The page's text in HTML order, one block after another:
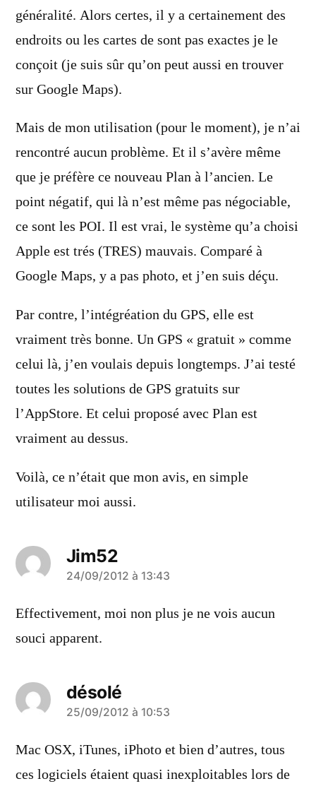
généralité. Alors certes, il y a certainement des
endroits ou les cartes de sont pas exactes je le
conçoit (je suis sûr qu’on peut aussi en trouver
sur Google Maps).
Mais de mon utilisation (pour le moment), je n’ai
rencontré aucun problème. Et il s’avère même
que je préfère ce nouveau Plan à l’ancien. Le
point négatif, qui là n’est même pas négociable,
ce sont les POI. Il est vrai, le système qu’a choisi
Apple est trés (TRES) mauvais. Comparé à
Google Maps, y a pas photo, et j’en suis déçu.
Par contre, l’intégréation du GPS, elle est
vraiment très bonne. Un GPS « gratuit » comme
celui là, j’en voulais depuis longtemps. J’ai testé
toutes les solutions de GPS gratuits sur
l’AppStore. Et celui proposé avec Plan est
vraiment au dessus.
Voilà, ce n’était que mon avis, en simple
utilisateur moi aussi.
Jim52
a
24/09/2012 à 13:43
Effectivement, moi non plus je ne vois aucun
souci apparent.
désolé
a
dit :
25/09/2012 à 10:53
Mac OSX, iTunes, iPhoto et bien d’autres, tous
ces logiciels étaient quasi inexploitables lors de